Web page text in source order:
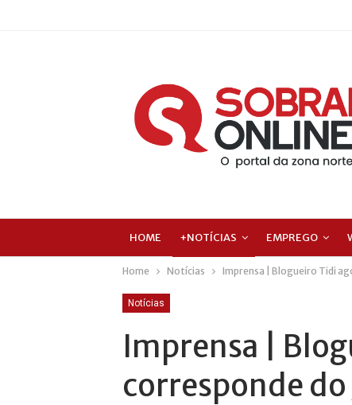
HOME +NOTÍCIAS EMPREGO
Home Notícias Imprensa | Blogueiro Tidi
Notícias
Imprensa |
corresponde do